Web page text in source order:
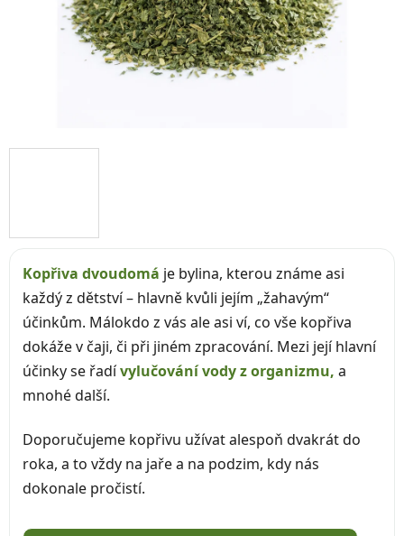
Kopřiva dvoudomá je bylina, kterou známe asi
každý z dětství – hlavně kvůli jejím „žahavým“
účinkům. Málokdo z vás ale asi ví, co vše kopřiva
dokáže v čaji, či při jiném zpracování. Mezi její hlavní
účinky se řadívylučování vody z organizmu, a
mnohé další.
Doporučujeme kopřivu užívat alespoň dvakrát do
roka, a to vždy na jaře a na podzim, kdy nás
dokonale pročistí.